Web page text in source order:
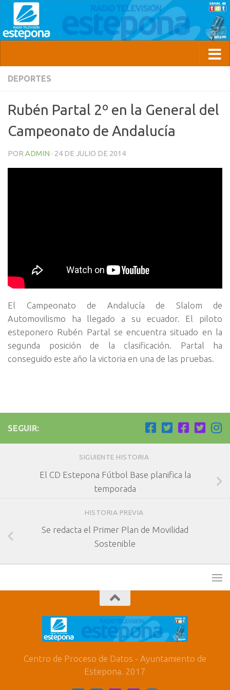
DEPORTES
Rubén Partal 2º en la General del
Campeonato de Andalucía
POR ADMIN · 24 DE JULIO DE 2014
El Campeonato de Andalucía de Slalom de
Automovilismo ha llegado a su ecuador. El piloto
esteponero Rubén Partal se encuentra situado en la
segunda posición de la clasificación. Partal ha
conseguido este año la victoria en una de las pruebas.
SEGUIR:
SIGUIENTE HISTORIA
El CD Estepona Fútbol Base planifica la
temporada
HISTORIA PREVIA
Se redacta el Primer Plan de Movilidad
Sostenible
Centro de Proceso de Datos - Ayuntamiento de
Estepona. 2017